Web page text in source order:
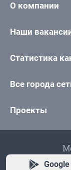
О компании
Наши
Статистика
Все города
Проекты